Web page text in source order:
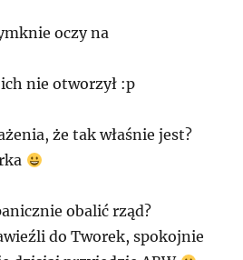
oczy na
nie otworzył :p
że tak właśnie jest?
obalić rząd?
do Tworek, spokojnie